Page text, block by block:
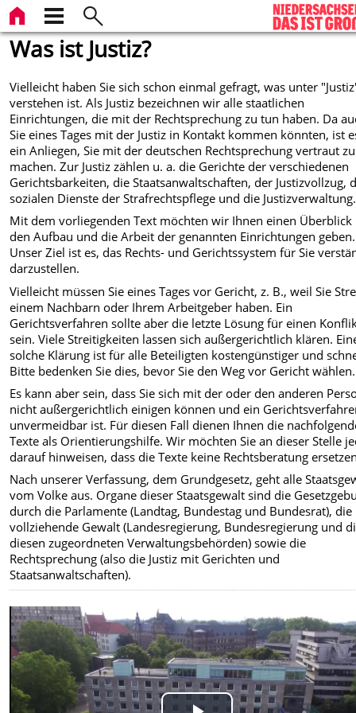
Was ist Justiz?
Vielleicht haben Sie sich schon einmal gefragt, was unter
verstehen ist. Als Justiz bezeichnen wir alle staatlichen
Einrichtungen, die mit der Rechtsprechung zu tun haben. Da
Sie eines Tages mit der Justiz in Kontakt kommen könnten, ist
ein Anliegen, Sie mit der deutschen Rechtsprechung vertraut zu
machen. Zur Justiz zählen u. a. die Gerichte der verschiedenen
Gerichtsbarkeiten, die Staatsanwaltschaften, der Justizvollzug,
sozialen Dienste der Strafrechtspflege und die Justizverwaltung.
Mit dem vorliegenden Text möchten wir Ihnen einen Überblick
den Aufbau und die Arbeit der genannten Einrichtungen geben.
Unser Ziel ist es, das Rechts- und Gerichtssystem für Sie
darzustellen.
Vielleicht müssen Sie eines Tages vor Gericht, z. B., weil Sie
einem Nachbarn oder Ihrem Arbeitgeber haben. Ein
Gerichtsverfahren sollte aber die letzte Lösung für einen
sein. Viele Streitigkeiten lassen sich außergerichtlich klären.
solche Klärung ist für alle Beteiligten kostengünstiger und
Bitte bedenken Sie dies, bevor Sie den Weg vor Gericht wählen.
Es kann aber sein, dass Sie sich mit der oder den anderen
nicht außergerichtlich einigen können und ein
unvermeidbar ist. Für diesen Fall dienen Ihnen die
Texte als Orientierungshilfe. Wir möchten Sie an dieser Stelle
darauf hinweisen, dass die Texte keine Rechtsberatung
Nach unserer Verfassung, dem Grundgesetz, geht alle
vom Volke aus. Organe dieser Staatsgewalt sind die
durch die Parlamente (Landtag, Bundestag und Bundesrat), die
vollziehende Gewalt (Landesregierung, Bundesregierung und
diesen zugeordneten Verwaltungsbehörden) sowie die
Rechtsprechung (also die Justiz mit Gerichten und
Staatsanwaltschaften).